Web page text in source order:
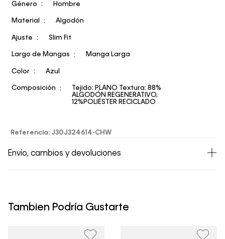
Género Hombre
Material Algodón
Ajuste Slim Fit
Largo de Mangas Manga Larga
Color Azul
Composición
Tejido: PLANO Textura: 88%
ALGODÓN REGENERATIVO,
12%POLIÉSTER RECICLADO
Referencia: J30J324614-CHW
Envío, cambios y devoluciones
un período de 30 días calendario tras la recepción.
clientes, no aceptamos devoluciones en ropa interior y
Tambien Podría Gustarte